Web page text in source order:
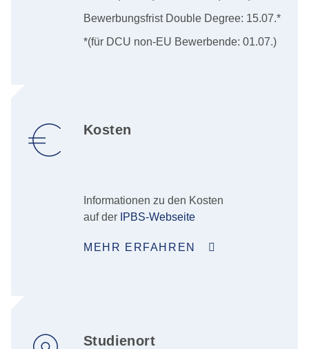
Bewerbungsfrist Double Degree: 15.07.*
*(für DCU non-EU Bewerbende: 01.07.)
Kosten
Informationen zu den Kosten
auf der IPBS-Webseite
MEHR ERFAHREN
Studienort